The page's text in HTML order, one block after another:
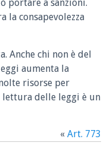
portare a sanzioni.
la consapevolezza
Anche chi non è del
aumenta la
risorse per
delle leggi è un
« Art. 773